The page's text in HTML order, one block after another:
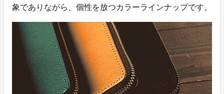
象でありながら、個性を放つカラーラインナップです。